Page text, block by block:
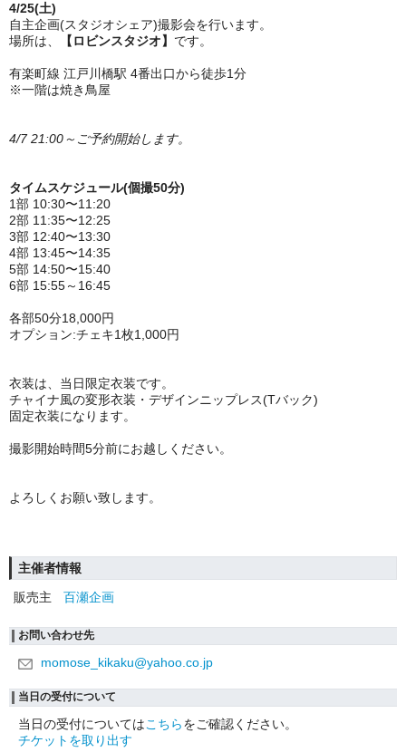
4/25(土)
自主企画(スタジオシェア)撮影会を行います。
場所は、
【ロビンスタジオ】 です。
有楽町線 江戸川橋駅 4番出口から徒歩1分
※一階は焼き鳥屋
4/7 21:00～ご予約開始します。
タイムスケジュール(個撮50分)
1部 10:30〜11:20
2部 11:35〜12:25
3部 12:40〜13:30
4部 13:45〜14:35
5部 14:50〜15:40
6部 15:55～16:45
各部50分18,000円
オプション:チェキ1枚1,000円
衣装は、当日限定衣装です。
チャイナ風の変形衣装・デザインニップレス(Tバック)
固定衣装になります。
撮影開始時間5分前にお越しください。
よろしくお願い致します。
主催者情報
販売主
百瀬企画
お問い合わせ先
momose_kikaku@yahoo.co.jp
当日の受付について
当日の受付についてはこちらをご確認ください。
チケットを取り出す